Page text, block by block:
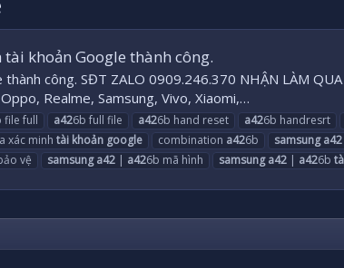
khoản Google thành công.
công. SĐT ZALO 0909.246.370 NHẬN LÀM
Realme, Samsung, Vivo, Xiaomi,…
file full a426b full file a426b hand reset a426b handresrt
xác minh tài khoản google combination a426b samsung a42
vệ samsung a42 | a426b mã hình samsung a42 | a426b